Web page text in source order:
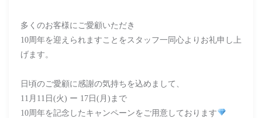
多くのお客様にご愛顧いただき
10周年を迎えられますことをスタッフ一同心よりお礼申し上
げます。
日頃のご愛顧に感謝の気持ちを込めまして、
11月11日(火) ー 17日(月)まで
10周年を記念したキャンペーンをご用意しております